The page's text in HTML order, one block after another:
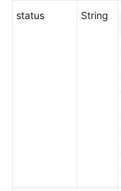
status String